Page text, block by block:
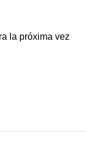
la próxima vez